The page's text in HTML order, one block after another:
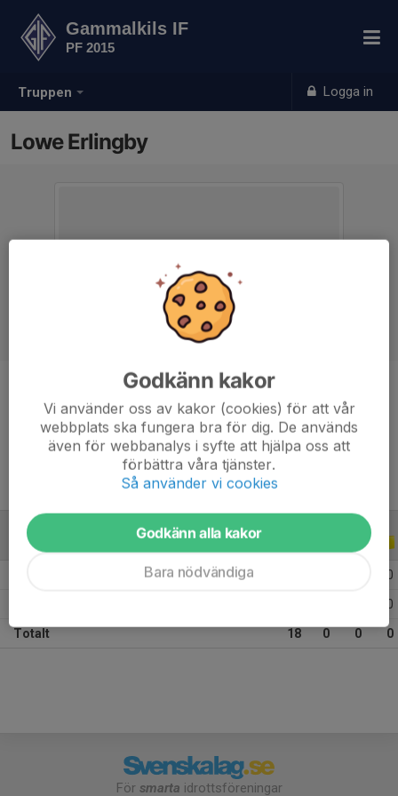
Truppen Logga in
Gammalkils IF
PF 2015
Lowe Erlingby
Ålder
10 år
ALLA SERIER
0
0
Totalt 18 0 0 0
För smarta idrottsföreningar
Godkänn kakor
Vi använder oss av kakor (cookies) för att vår
webbplats ska fungera bra för dig. De används
även för webbanalys i syfte att hjälpa oss att
förbättra våra tjänster.
Så använder vi cookies
Godkänn alla kakor
Bara nödvändiga